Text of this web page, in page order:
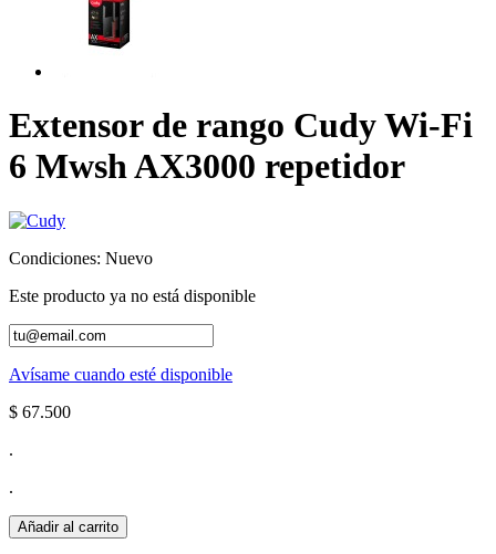
Extensor de rango Cudy Wi-Fi
6 Mwsh AX3000 repetidor
Condiciones: Nuevo
Este producto ya no está disponible
Avísame cuando esté disponible
$ 67.500
.
.
Añadir al carrito